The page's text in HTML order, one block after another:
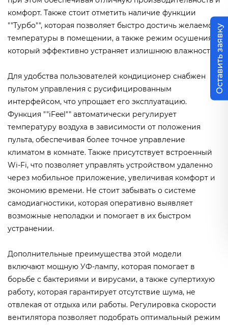
комфорт. Также стоит отметить наличие функции
""Турбо"", которая позволяет быстро достичь желаемой
температуры в помещении, а также режим осушения,
который эффективно устраняет излишнюю влажность.
Для удобства пользователей кондиционер снабжен
пультом управления с русифицированным
интерфейсом, что упрощает его эксплуатацию.
Функция ""iFeel"" автоматически регулирует
температуру воздуха в зависимости от положения
пульта, обеспечивая более точное управление
климатом в комнате. Также присутствует встроенный
Wi-Fi, что позволяет управлять устройством удаленно
через мобильное приложение, увеличивая комфорт и
экономию времени. Не стоит забывать о системе
самодиагностики, которая оперативно выявляет
возможные неполадки и помогает в их быстром
устранении.
Дополнительные преимущества этой модели
включают мощную УФ-лампу, которая помогает в
борьбе с бактериями и вирусами, а также супертихую
работу, которая гарантирует отсутствие шума, не
отвлекая от отдыха или работы. Регулировка скорости
вентилятора позволяет подобрать оптимальный режим
Оставить заявку